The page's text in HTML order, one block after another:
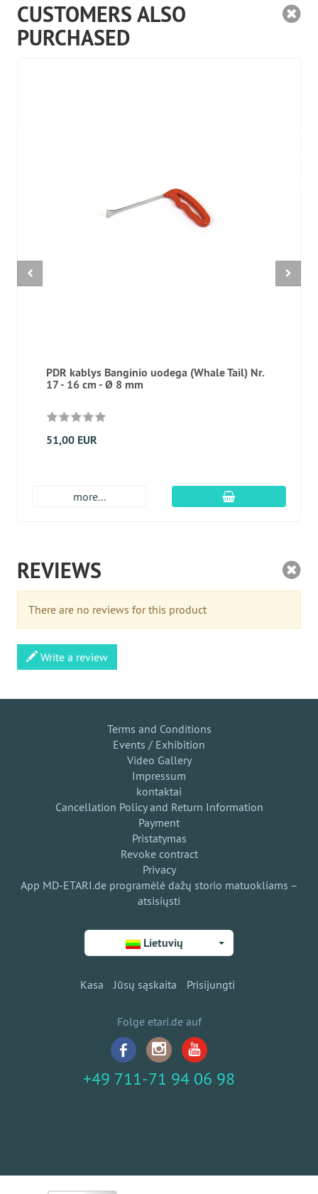
CUSTOMERS ALSO
PURCHASED
PDR kablys Banginio uodega (Whale Tail) Nr.
17 - 16 cm - Ø 8 mm
51,00 EUR
more... Įdėti į krepšį
REVIEWS
There are no reviews for this product
Write a review
Terms and Conditions
Events / Exhibition
Video Gallery
Impressum
kontaktai
Cancellation Policy and Return Information
Payment
Pristatymas
Revoke contract
Privacy
App MD-ETARI.de programėlė dažų storio matuokliams –
atsisiųsti
Lietuvių
Kasa Jūsų sąskaita Prisijungti
Folge etari.de auf
+49 711-71 94 06 98